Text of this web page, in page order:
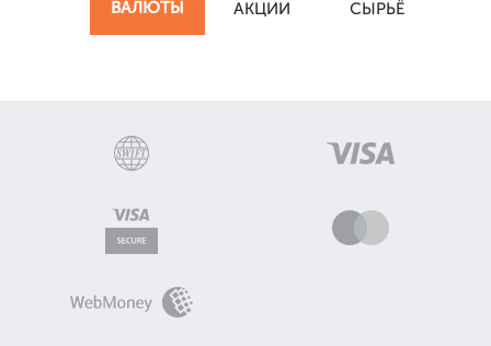
ВАЛЮТЫ АКЦИИ СЫРЬЁ